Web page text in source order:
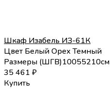
Шкаф Изабель ИЗ-61К
Цвет БелыйОрех Темный
Размеры (ШГВ)10055210см
35 461 ₽
Купить